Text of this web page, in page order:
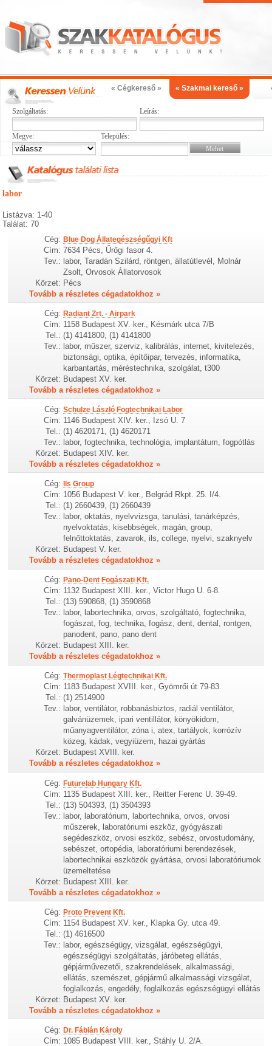
« Cégkereső » « Szakmai kereső »
Szolgáltatás: Leírás:
Megye: Település:
labor
Listázva: 1-40
Találat: 70
Cég: Blue Dog Állategészségűgyi Kft
Cím: 7634 Pécs, Űrőgi fasor 4.
Tev.: labor, Taradán Szilárd, röntgen, állatútlevél, Molnár
Zsolt, Orvosok Állatorvosok
Körzet: Pécs
Tovább a részletes cégadatokhoz »
Cég: Radiant Zrt. - Airpark
Cím: 1158 Budapest XV. ker., Késmárk utca 7/B
Tel.: (1) 4141800, (1) 4141800
Tev.: labor, műszer, szerviz, kalibrálás, internet, kivitelezés,
biztonsági, optika, építőipar, tervezés, informatika,
karbantartás, méréstechnika, szolgálat, t300
Körzet: Budapest XV. ker.
Tovább a részletes cégadatokhoz »
Cég: Schulze László Fogtechnikai Labor
Cím: 1146 Budapest XIV. ker., Izsó U. 7
Tel.: (1) 4620171, (1) 4620171
Tev.: labor, fogtechnika, technológia, implantátum, fogpótlás
Körzet: Budapest XIV. ker.
Tovább a részletes cégadatokhoz »
Cég: Ils Group
Cím: 1056 Budapest V. ker., Belgrád Rkpt. 25. I/4.
Tel.: (1) 2660439, (1) 2660439
Tev.: labor, oktatás, nyelvvizsga, tanulási, tanárképzés,
nyelvoktatás, kisebbségek, magán, group,
felnőttoktatás, zavarok, ils, college, nyelvi, szaknyelv
Körzet: Budapest V. ker.
Tovább a részletes cégadatokhoz »
Cég: Pano-Dent Fogászati Kft.
Cím: 1132 Budapest XIII. ker., Victor Hugo U. 6-8.
Tel.: (13) 590868, (1) 3590868
Tev.: labor, labortechnika, orvos, szolgáltató, fogtechnika,
fogászat, fog, technika, fogász, dent, dental, rontgen,
panodent, pano, pano dent
Körzet: Budapest XIII. ker.
Tovább a részletes cégadatokhoz »
Cég: Thermoplast Légtechnikai Kft.
Cím: 1183 Budapest XVIII. ker., Gyömrői út 79-83.
Tel.: (1) 2514900
Tev.: labor, ventilátor, robbanásbiztos, radiál ventilátor,
galvánüzemek, ipari ventillátor, könyökidom,
műanyagventilátor, zóna i, atex, tartályok, korrózív
közeg, kádak, vegyiüzem, hazai gyártás
Körzet: Budapest XVIII. ker.
Tovább a részletes cégadatokhoz »
Cég: Futurelab Hungary Kft.
Cím: 1135 Budapest XIII. ker., Reitter Ferenc U. 39-49.
Tel.: (13) 504393, (1) 3504393
Tev.: labor, laboratórium, labortechnika, orvos, orvosi
műszerek, laboratóriumi eszköz, gyógyászati
segédeszköz, orvosi eszköz, sebész, orvostudomány,
sebészet, ortopédia, laboratóriumi berendezések,
labortechnikai eszközök gyártása, orvosi laboratóriumok
üzemeltetése
Körzet: Budapest XIII. ker.
Tovább a részletes cégadatokhoz »
Cég: Proto Prevent Kft.
Cím: 1154 Budapest XV. ker., Klapka Gy. utca 49.
Tel.: (1) 4616500
Tev.: labor, egészségügy, vizsgálat, egészségügyi,
egészségügyi szolgáltatás, járóbeteg ellátás,
gépjárművezetői, szakrendelések, alkalmassági,
ellátás, szemészet, gépjármű alkalmassági vizsgálat,
foglalkozás, engedély, foglalkozás egészségügyi ellátás
Körzet: Budapest XV. ker.
Tovább a részletes cégadatokhoz »
Cég: Dr. Fábián Károly
Cím: 1085 Budapest VIII. ker., Stáhly U. 2/A.